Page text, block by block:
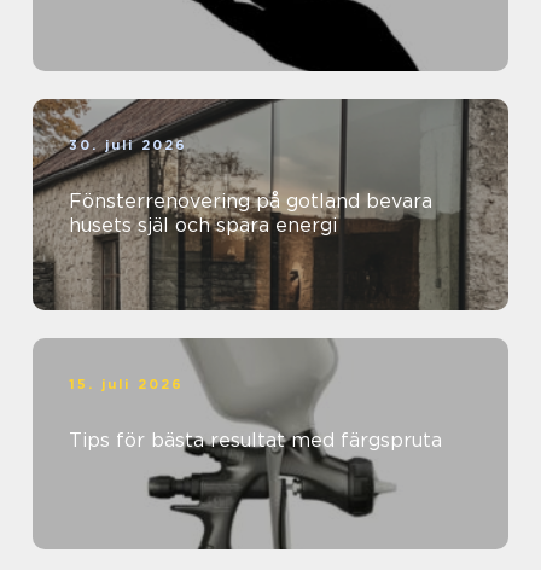
30. juli 2026
Fönsterrenovering på gotland bevara
husets själ och spara energi
15. juli 2026
Tips för bästa resultat med färgspruta